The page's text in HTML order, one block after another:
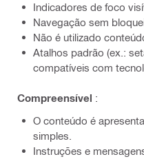
Indicadores de foco
Navegação sem
Não é utilizado
Atalhos padrão (ex.:
compatíveis com
Compreensível :
O conteúdo é
simples.
Instruções e